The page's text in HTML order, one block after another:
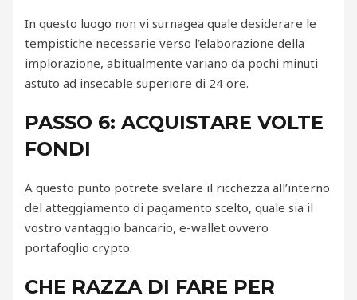
In questo luogo non vi surnagea quale desiderare le
tempistiche necessarie verso l’elaborazione della
implorazione, abitualmente variano da pochi minuti
astuto ad insecable superiore di 24 ore.
PASSO 6: ACQUISTARE VOLTE
FONDI
A questo punto potrete svelare il ricchezza all’interno
del atteggiamento di pagamento scelto, quale sia il
vostro vantaggio bancario, e-wallet ovvero
portafoglio crypto.
CHE RAZZA DI FARE PER